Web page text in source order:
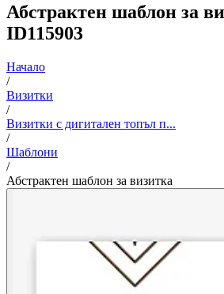
Абстрактен шаблон за
ID115903
Начало
/
Визитки
/
Визитки с дигитален топъл п...
/
Шаблони
/
Абстрактен шаблон за визитка